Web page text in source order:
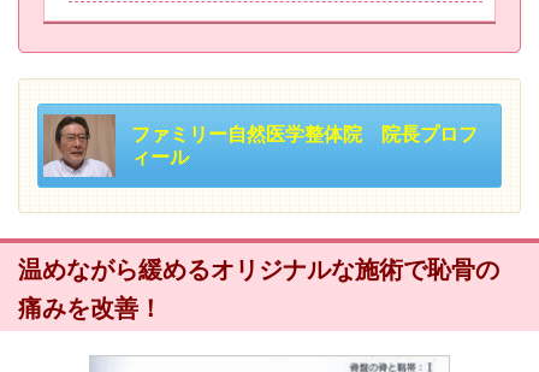
ファミリー自然医学整体院 院長プロフ
ィール
温めながら緩めるオリジナルな施術で恥骨の
痛みを改善！